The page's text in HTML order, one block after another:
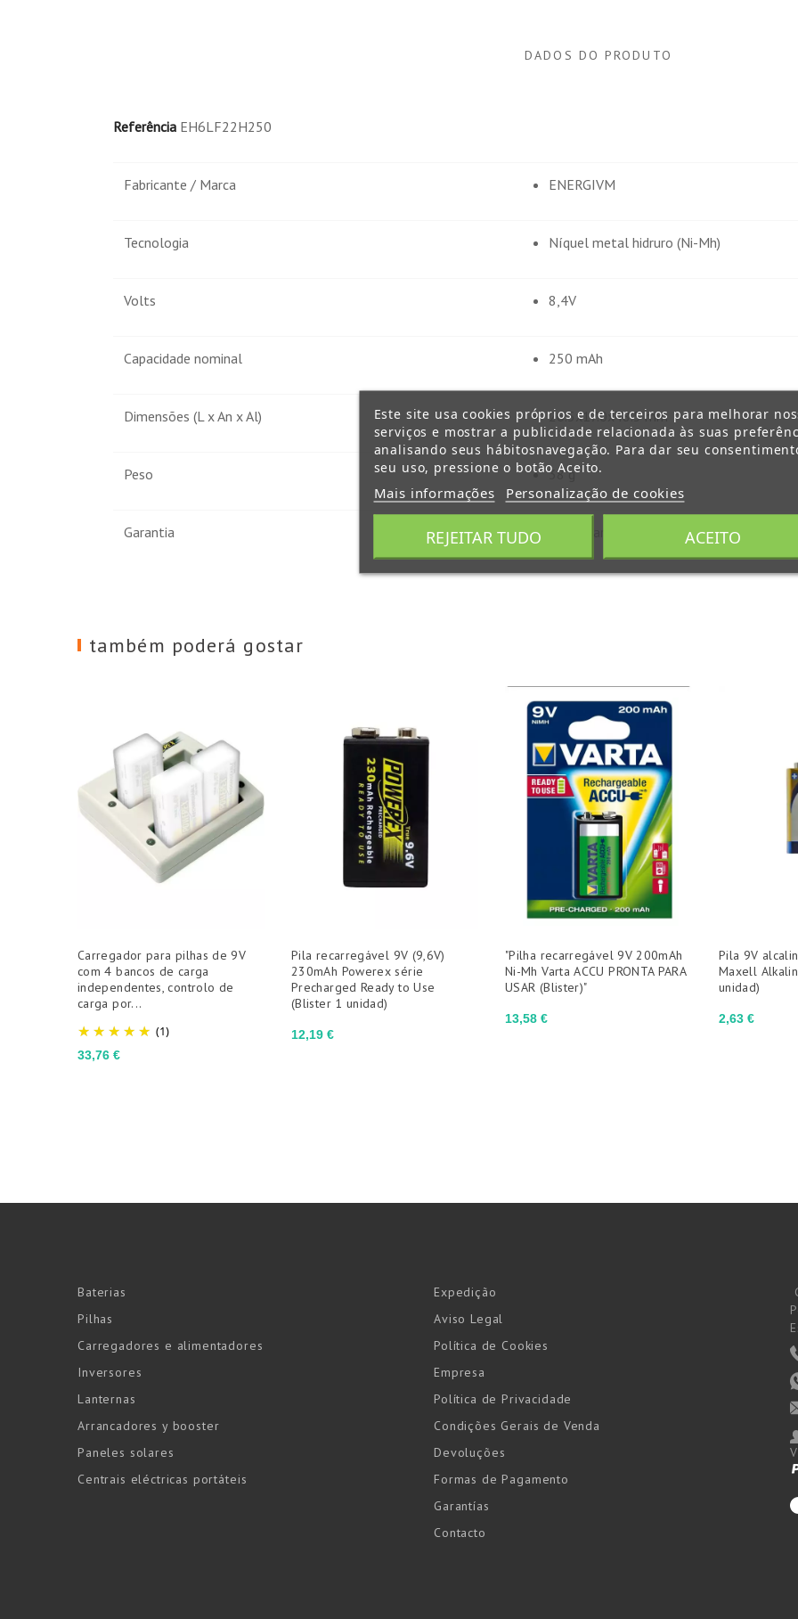
DADOS DO PRODUTO
Referência EH6LF22H250
Fabricante / Marca ENERGIVM
Tecnologia Níquel metal hidruro (Ni-Mh)
Volts 8,4V
Capacidade nominal 250 mAh
Dimensões (L x An x Al) 26.5x17.0x48.5 mm
Peso 38 g
Garantia 1 ano para defeitos de fabrico
também poderá gostar
(1)
Preço
33,76 €
Carregador para pilhas de 9V
com 4 bancos de carga
independentes, controlo de
carga por...
Preço
12,19 €
Pila recarregável 9V (9,6V)
230mAh Powerex série
Precharged Ready to Use
(Blister 1 unidad)
Preço
13,58 €
"Pilha recarregável 9V 200mAh
Ni-Mh Varta ACCU PRONTA PARA
USAR (Blister)"
Preço
2,63 €
Pila 9V
Maxell
unidad)
Baterias
Pilhas
Carregadores e alimentadores
Inversores
Lanternas
Arrancadores y booster
Paneles solares
Centrais eléctricas portáteis
Expedição
Aviso Legal
Política de Cookies
Empresa
Política de Privacidade
Condições Gerais de Venda
Devoluções
Formas de Pagamento
Garantías
Contacto
Este site usa cookies próprios e de terceiros para melhorar
serviços e mostrar a publicidade relacionada às suas
analisando seus hábitosnavegação. Para dar seu
seu uso, pressione o botão Aceito.
Mais informações Personalização de cookies
REJEITAR TUDO ACEITO